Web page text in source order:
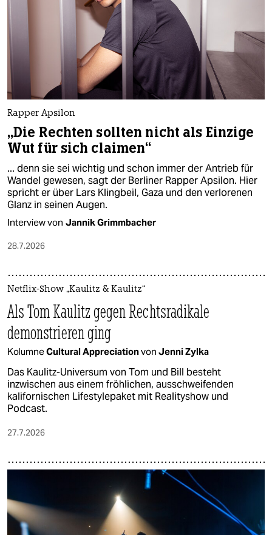
Rapper Apsilon
„Die Rechten sollten nicht als Einzige
Wut für sich claimen“
... denn sie sei wichtig und schon immer der Antrieb für
Wandel gewesen, sagt der Berliner Rapper Apsilon. Hier
spricht er über Lars Klingbeil, Gaza und den verlorenen
Glanz in seinen Augen.
Interview von Jannik Grimmbacher
28.7.2026
Netflix-Show „Kaulitz & Kaulitz“
Als Tom Kaulitz gegen Rechtsradikale
demonstrieren ging
KolumneCultural Appreciationvon Jenni Zylka
Das Kaulitz-Universum von Tom und Bill besteht
inzwischen aus einem fröhlichen, ausschweifenden
kalifornischen Lifestylepaket mit Realityshow und
Podcast.
27.7.2026